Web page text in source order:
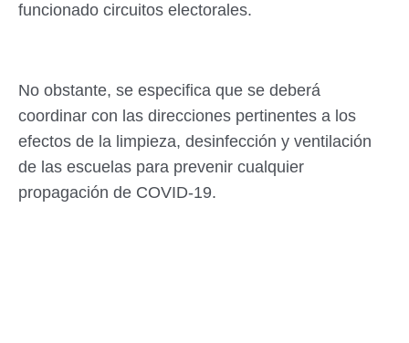
funcionado circuitos electorales.
No obstante, se especifica que se deberá
coordinar con las direcciones pertinentes a los
efectos de la limpieza, desinfección y ventilación
de las escuelas para prevenir cualquier
propagación de COVID-19.